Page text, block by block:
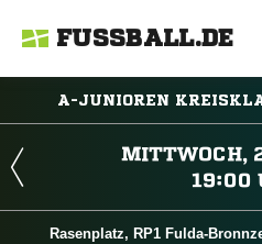
FUSSBALL.DE
A-JUNIOREN


Rasenplatz, RP1 Fulda-